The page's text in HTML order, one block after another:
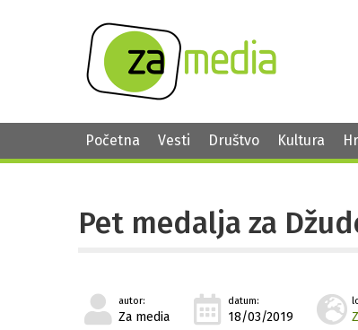
Početna Vesti Društvo Kultura
Pet medalja za
autor:
Za media
datum:
18/03/2019